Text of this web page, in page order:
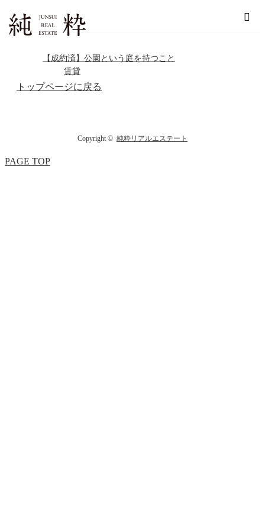
ホーム
【成約済】公園という庭を持つこと
賃貸
トップページに戻る
Copyright © 純粋リアルエステート
PAGE TOP